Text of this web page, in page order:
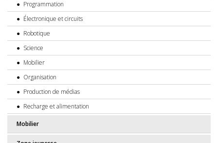
Programmation
Électronique et circuits
Robotique
Science
Mobilier
Organisation
Production de médias
Recharge et alimentation
Mobilier